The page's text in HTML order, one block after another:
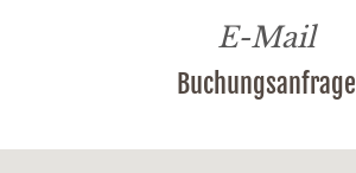
E-Mail
Buchungsanfrage